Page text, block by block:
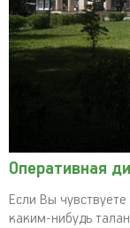
Оперативная
Если Вы
каким-нибудь